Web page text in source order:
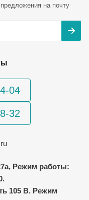
на почту
04
32
Режим работы:
105 В. Режим